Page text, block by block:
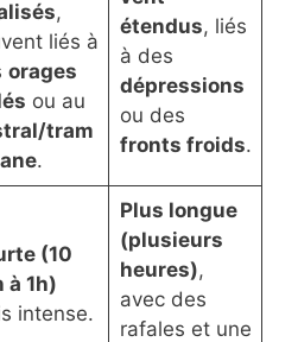
,
liés à
orages
ou au
tram
.
étendus, liés
à des
dépressions
ou des
fronts froids.
(10
à 1h)
intense.
Plus longue
(plusieurs
heures),
avec des
rafales et une